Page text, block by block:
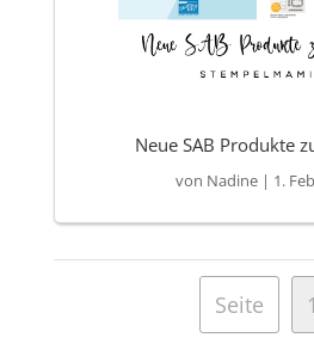
Neue SAB Produkte
von Nadine| 1.
Seite 1